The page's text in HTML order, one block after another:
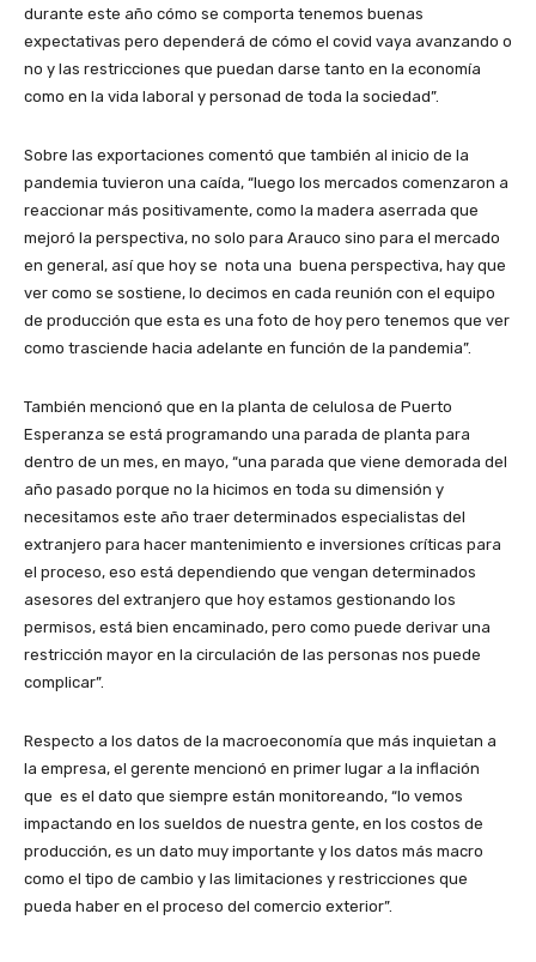
durante este año cómo se comporta tenemos buenas
expectativas pero dependerá de cómo el covid vaya avanzando o
no y las restricciones que puedan darse tanto en la economía
como en la vida laboral y personad de toda la sociedad”.
Sobre las exportaciones comentó que también al inicio de la
pandemia tuvieron una caída, “luego los mercados comenzaron a
reaccionar más positivamente, como la madera aserrada que
mejoró la perspectiva, no solo para Arauco sino para el mercado
en general, así que hoy se nota una buena perspectiva, hay que
ver como se sostiene, lo decimos en cada reunión con el equipo
de producción que esta es una foto de hoy pero tenemos que ver
como trasciende hacia adelante en función de la pandemia”.
También mencionó que en la planta de celulosa de Puerto
Esperanza se está programando una parada de planta para
dentro de un mes, en mayo, “una parada que viene demorada del
año pasado porque no la hicimos en toda su dimensión y
necesitamos este año traer determinados especialistas del
extranjero para hacer mantenimiento e inversiones críticas para
el proceso, eso está dependiendo que vengan determinados
asesores del extranjero que hoy estamos gestionando los
permisos, está bien encaminado, pero como puede derivar una
restricción mayor en la circulación de las personas nos puede
complicar”.
Respecto a los datos de la macroeconomía que más inquietan a
la empresa, el gerente mencionó en primer lugar a la inflación
que es el dato que siempre están monitoreando, “lo vemos
impactando en los sueldos de nuestra gente, en los costos de
producción, es un dato muy importante y los datos más macro
como el tipo de cambio y las limitaciones y restricciones que
pueda haber en el proceso del comercio exterior”.